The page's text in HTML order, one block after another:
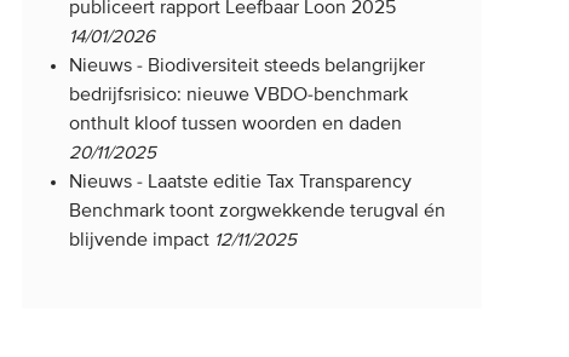
publiceert rapport Leefbaar Loon 2025
14/01/2026
Nieuws - Biodiversiteit steeds belangrijker
bedrijfsrisico: nieuwe VBDO-benchmark
onthult kloof tussen woorden en daden
20/11/2025
Nieuws - Laatste editie Tax Transparency
Benchmark toont zorgwekkende terugval én
blijvende impact 12/11/2025